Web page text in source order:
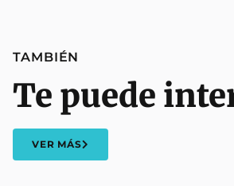
TAMBIÉN
Te puede
VER MÁS